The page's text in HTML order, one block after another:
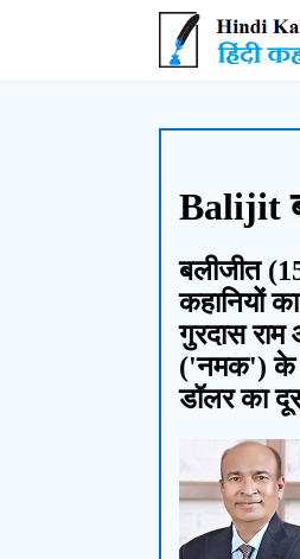
Hindi Kahani - हिंदी
Balijit
बलीजीत
कहानियों
गुरदास
('नमक') के
डॉलर का